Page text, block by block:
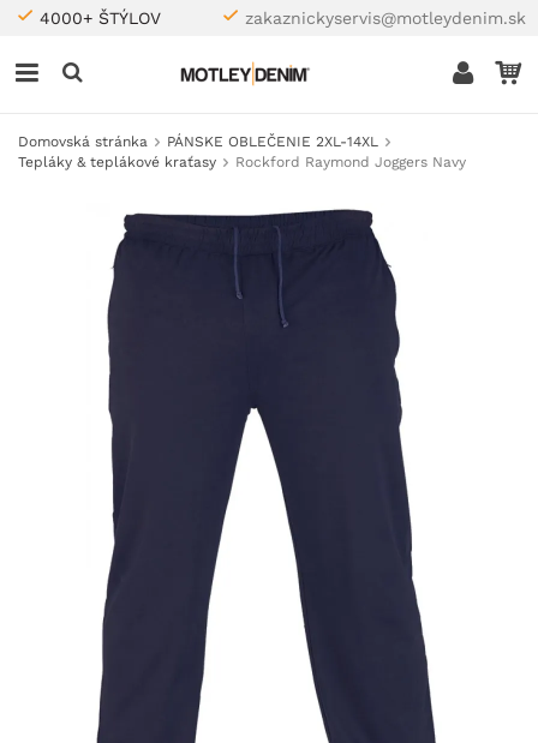
4000+ ŠTÝLOV zakaznickyservis@motleydenim.sk
Domovská stránka
PÁNSKE OBLEČENIE 2XL-14XL
Tepláky & teplákové kraťasy
Rockford Raymond Joggers Navy